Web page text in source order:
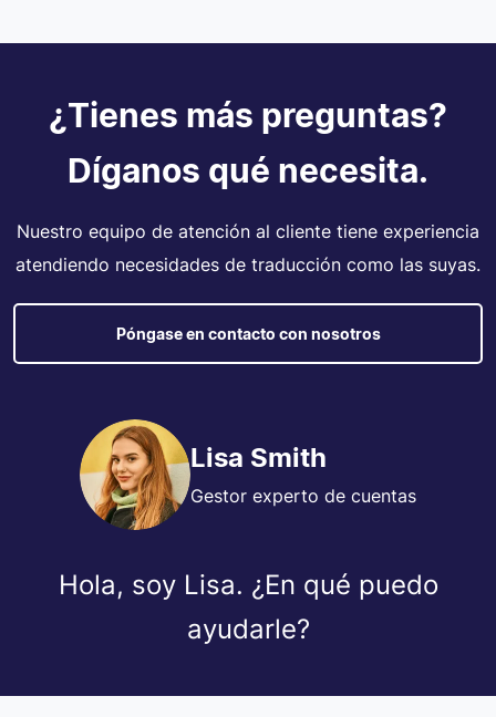
¿Tienes más preguntas?
Díganos qué necesita.
Nuestro equipo de atención al cliente tiene experiencia
atendiendo necesidades de traducción como las suyas.
Póngase en contacto con nosotros
Lisa Smith
Gestor experto de cuentas
Hola, soy Lisa. ¿En qué puedo
ayudarle?